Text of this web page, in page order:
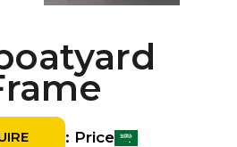
Price :